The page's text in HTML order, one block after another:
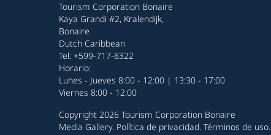
Tourism Corporation Bonaire
Kaya Grandi #2, Kralendijk,
Bonaire
Dutch Caribbean
Tel: +599-717-8322
Horario:
Lunes - Jueves 8:00 - 12:00 | 13:30 - 17:00
Viernes 8:00 - 12:00
Copyright 2026 Tourism Corporation Bonaire
Media Gallery. Política de privacidad. Términos de uso.